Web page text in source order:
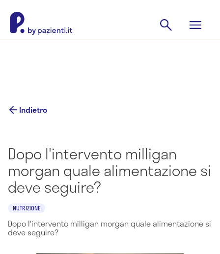
Indietro
Dopo l'intervento milligan
morgan quale alimentazione si
deve seguire?
NUTRIZIONE
Dopo l'intervento milligan morgan quale alimentazione si
deve seguire?